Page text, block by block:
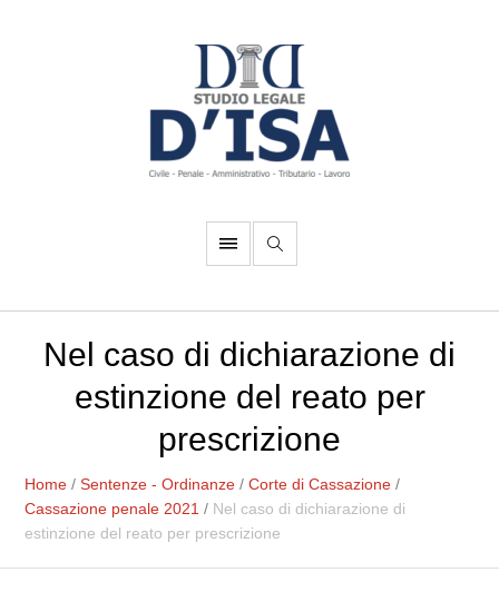
Nel caso di dichiarazione di
estinzione del reato per
prescrizione
Home /Sentenze - Ordinanze /Corte di Cassazione /
Cassazione penale 2021 / Nel caso di dichiarazione di
estinzione del reato per prescrizione